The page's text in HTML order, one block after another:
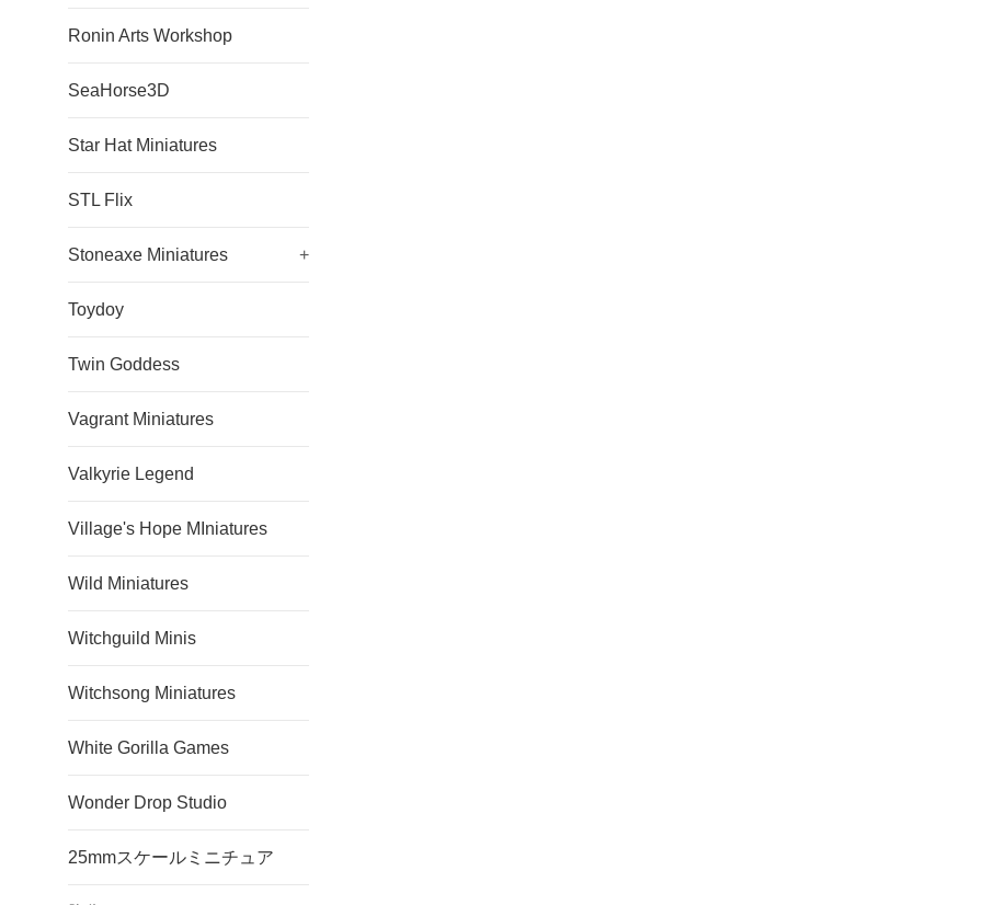
Ronin Arts Workshop
SeaHorse3D
Star Hat Miniatures
STL Flix
Stoneaxe Miniatures +
Toydoy
Twin Goddess
Vagrant Miniatures
Valkyrie Legend
Village's Hope MIniatures
Wild Miniatures
Witchguild Minis
Witchsong Miniatures
White Gorilla Games
Wonder Drop Studio
25mmスケールミニチュア